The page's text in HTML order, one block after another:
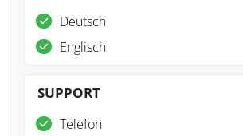
Deutsch
Englisch
SUPPORT
Telefon